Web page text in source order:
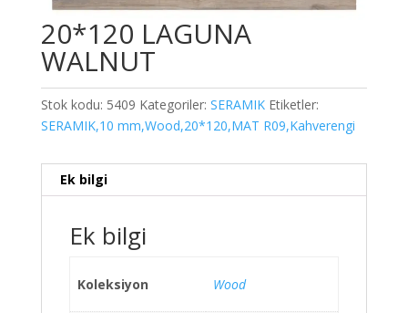
20*120 LAGUNA
WALNUT
Stok kodu: 5409 Kategoriler: SERAMIK Etiketler:
SERAMIK,10 mm,Wood,20*120,MAT R09,Kahverengi
Ek bilgi
Ek bilgi
Koleksiyon Wood